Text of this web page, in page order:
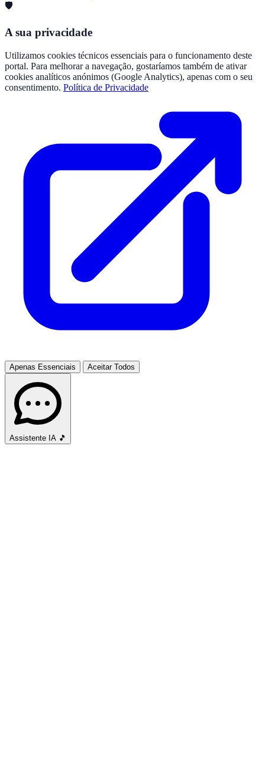
🛡️
A sua privacidade
Utilizamos cookies técnicos essenciais para o funcionamento deste
portal. Para melhorar a navegação, gostaríamos também de ativar
cookies analíticos anónimos (Google Analytics), apenas com o seu
consentimento. Política de Privacidade
Apenas Essenciais Aceitar Todos
Assistente IA 🎵